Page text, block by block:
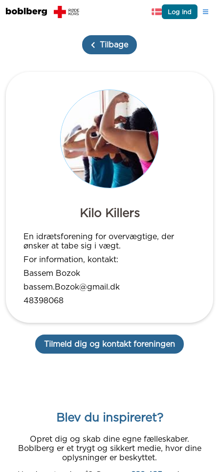
Log ind
Tilbage
Kilo Killers
En idrætsforening for overvægtige, der
ønsker at tabe sig i vægt.
For information, kontakt:
Bassem Bozok
bassem.Bozok@gmail.dk
48398068
Tilmeld dig og kontakt foreningen
Blev du inspireret?
Opret dig og skab dine egne fælleskaber.
Boblberg er et trygt og sikkert medie, hvor dine
oplysninger er beskyttet.